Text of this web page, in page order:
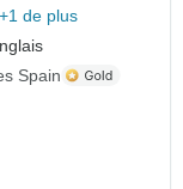
+1 de plus
Spain